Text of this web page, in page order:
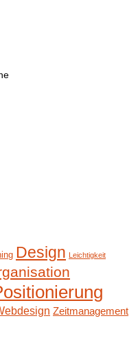
Design Leichtigkeit
Zeitmanagement